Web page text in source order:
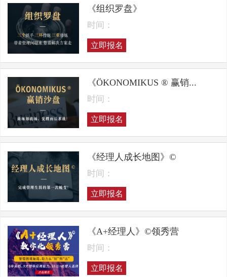
《组织罗盘》
时间：
立即报名
《ÖKONOMIKUS ® 赢销...
时间：
立即报名
《经理人成长地图》©
时间：
立即报名
《A+经理人》©领秀营
时间：
立即报名